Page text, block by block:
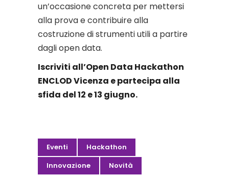
un’occasione concreta per mettersi
alla prova e contribuire alla
costruzione di strumenti utili a partire
dagli open data.
Iscriviti all’Open Data Hackathon
ENCLOD Vicenza e partecipa alla
sfida del 12 e 13 giugno.
Eventi
Hackathon
Innovazione
Novità